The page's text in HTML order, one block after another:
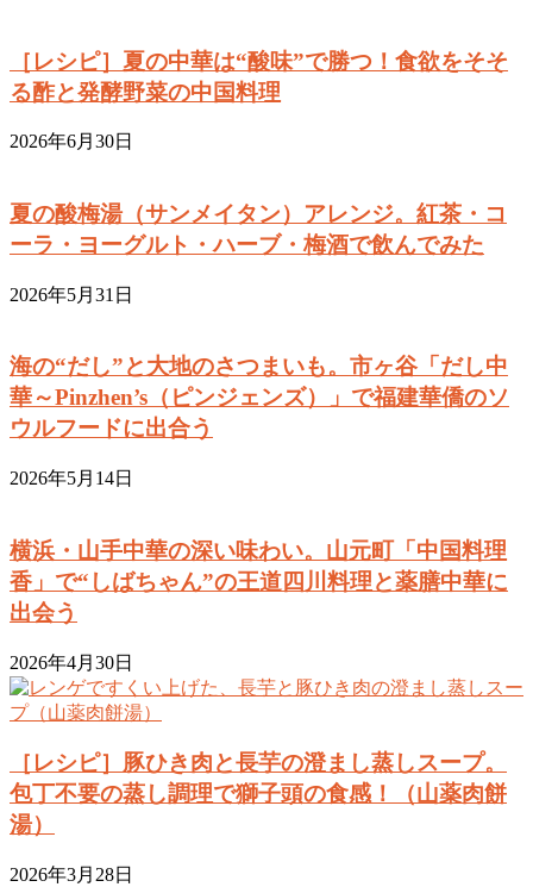
［レシピ］夏の中華は“酸味”で勝つ！食欲をそそ
る酢と発酵野菜の中国料理
2026年6月30日
夏の酸梅湯（サンメイタン）アレンジ。紅茶・コ
ーラ・ヨーグルト・ハーブ・梅酒で飲んでみた
2026年5月31日
海の“だし”と大地のさつまいも。市ヶ谷「だし中
華～Pinzhen’s（ピンジェンズ）」で福建華僑のソ
ウルフードに出合う
2026年5月14日
横浜・山手中華の深い味わい。山元町「中国料理
香」で“しばちゃん”の王道四川料理と薬膳中華に
出会う
2026年4月30日
［レシピ］豚ひき肉と長芋の澄まし蒸しスープ。
包丁不要の蒸し調理で獅子頭の食感！（山薬肉餅
湯）
2026年3月28日